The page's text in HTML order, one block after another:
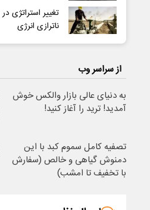
تغییر استراتژی در
ناترازی انرژی
از سراسر وب
به دنیای عالی بازار والکس خوش
آمدید! ترید را آغاز کنید!
تصفیه کامل سموم کبد با این
دمنوش گیاهی و خالص (سفارش
با تخفیف تا امشب)